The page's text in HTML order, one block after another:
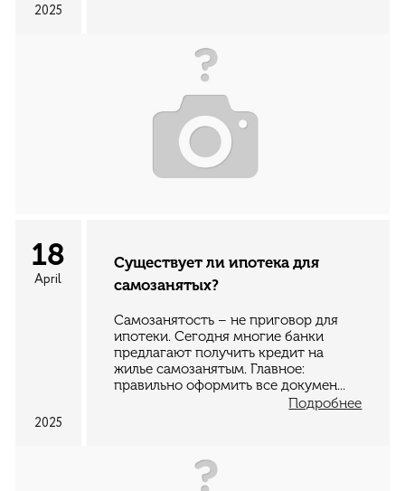
2025
18
April
2025
Существует ли ипотека для
самозанятых?
Самозанятость – не приговор для
ипотеки. Сегодня многие банки
предлагают получить кредит на
жилье самозанятым. Главное:
правильно оформить все докумен...
Подробнее